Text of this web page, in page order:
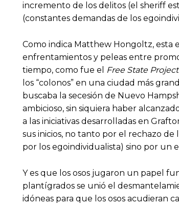
incremento de los delitos (el sheriff
(constantes demandas de los
Como indica Matthew Hongoltz, esta
enfrentamientos y peleas entre
tiempo, como fue el
Free State Project
los “colonos” en una ciudad más
buscaba la secesión de Nuevo
ambicioso, sin siquiera haber
a las iniciativas desarrolladas en
sus inicios, no tanto por el rechazo
por los egoindividualista) sino por un
Y es que los osos jugaron un papel
plantígrados se unió el
idóneas para que los osos acudieran